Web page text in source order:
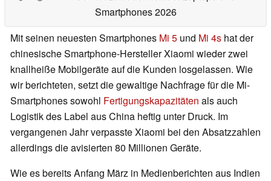
Smartphones 2026
Mit seinen neuesten Smartphones Mi 5 und Mi 4s hat der
chinesische Smartphone-Hersteller Xiaomi wieder zwei
knallheiße Mobilgeräte auf die Kunden losgelassen. Wie
wir berichteten, setzt die gewaltige Nachfrage für die Mi-
Smartphones sowohl Fertigungskapazitäten als auch
Logistik des Label aus China heftig unter Druck. Im
vergangenen Jahr verpasste Xiaomi bei den Absatzzahlen
allerdings die avisierten 80 Millionen Geräte.
Wie es bereits Anfang März in Medienberichten aus Indien